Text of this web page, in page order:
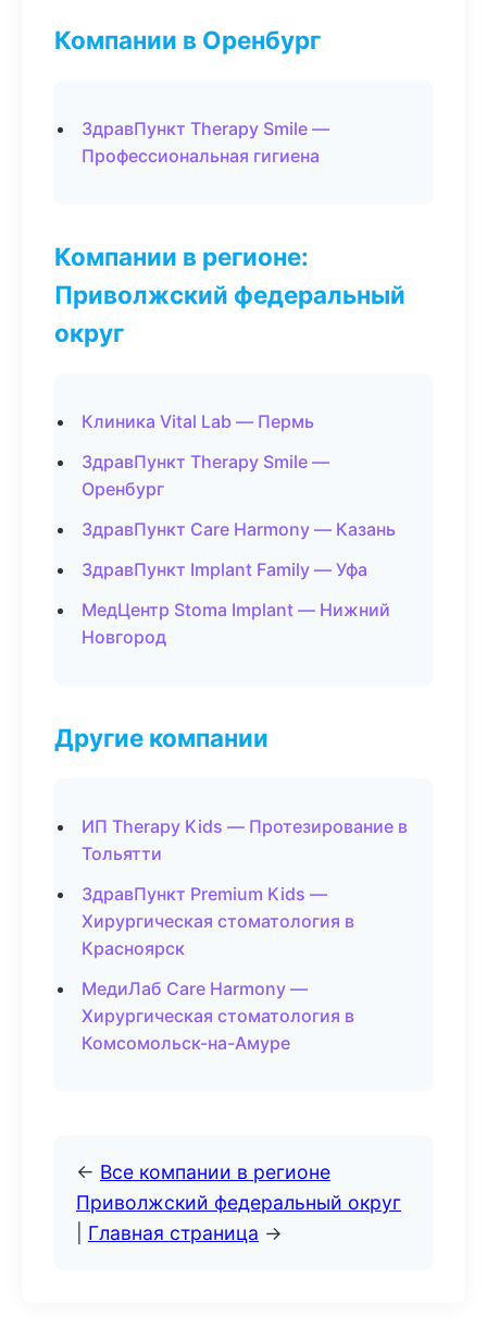
Компании в Оренбург
ЗдравПункт Therapy Smile —
Профессиональная гигиена
Компании в регионе:
Приволжский федеральный
округ
Клиника Vital Lab — Пермь
ЗдравПункт Therapy Smile —
Оренбург
ЗдравПункт Care Harmony — Казань
ЗдравПункт Implant Family — Уфа
МедЦентр Stoma Implant — Нижний
Новгород
Другие компании
ИП Therapy Kids — Протезирование в
Тольятти
ЗдравПункт Premium Kids —
Хирургическая стоматология в
Красноярск
МедиЛаб Care Harmony —
Хирургическая стоматология в
Комсомольск-на-Амуре
← Все компании в регионе
Приволжский федеральный округ
Главная страница →